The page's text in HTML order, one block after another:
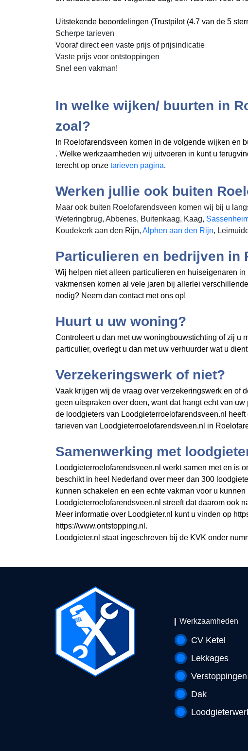
Uitstekende beoordelingen (Trustpilot (4.7 van de 5
Scherpe tarieven
Vooraf direct een vaste prijs of prijsindicatie
Vaste prijs voor ontstoppingen
Snel een vakman!
In welke wijken/ buurten in
zoal?
In Roelofarendsveen komen in de volgende wijken en
. Welke werkzaamheden wij uitvoeren in kunt u
terecht op onze tarieven pagina.
Werken jullie ook buiten
Maar ook buiten Roelofarendsveen komen wij bij u
Weteringbrug, Abbenes, Buitenkaag, Kaag,
Koudekerk aan den Rijn, Alphen aan den Rijn,
Particulieren en bedrijven in
Wij helpen niet alleen particulieren en huiseigenaren
vakmensen komen al vele jaren bij allerlei
nodig? Neem dan contact met ons op!
Huurt u uw woning?
Controleert u dan met uw woningbouwstichting of zij u
particulier, overlegt u dan met uw verhuurder wat u
Verzekeringswerk of niet?
Vaak krijgen wij de vraag over verzekeringswerk en of
geen uitspraken over doen, want dat hangt echt van
de loodgieters van Loodgieterroelofarendsveen.nl
tarieven van Loodgieterroelofarendsveen.nl in
Samenwerking met
Loodgieterroelofarendsveen.nl werkt samen met en is
beschikt in heel Nederland over meer dan 300
kunnen schakelen en een echte vakman voor u
Loodgieterroelofarendsveen.nl streeft dat daarom ook
Meer informatie over Loodgieter.nl kunt u vinden op
https://www.ontstopping.nl.
Loodgieter.nl staat ingeschreven bij de KVK onder
Werkzaamheden
CV Ketel
Lekkages
Verstoppingen
Dak